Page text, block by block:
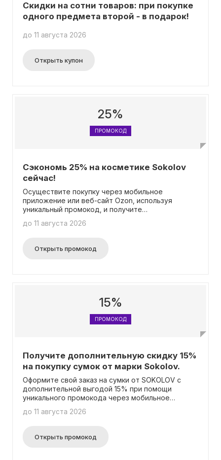
Скидки на сотни товаров: при покупке
одного предмета второй - в подарок!
до 11 августа 2026
Открыть купон
25%
ПРОМОКОД
Сэкономь 25% на косметике Sokolov
сейчас!
Осуществите покупку через мобильное
приложение или веб-сайт Ozon, используя
уникальный промокод, и получите
бренда SOKOLOV. Это предложение действует
платформе и в приложении Ozon. Промокод
может быть использован лишь однократно и
до 11 августа 2026
Открыть промокод
15%
ПРОМОКОД
Получите дополнительную скидку 15%
на покупку сумок от марки Sokolov.
Оформите свой заказ на сумки от SOKOLOV с
дополнительной выгодой 15% при помощи
уникального промокода через мобильное
превосходное предложение доступно клиентам
лишь один раз. Не упустите возможность
использовать эту акцию вместе со всеми
до 11 августа 2026
Открыть промокод